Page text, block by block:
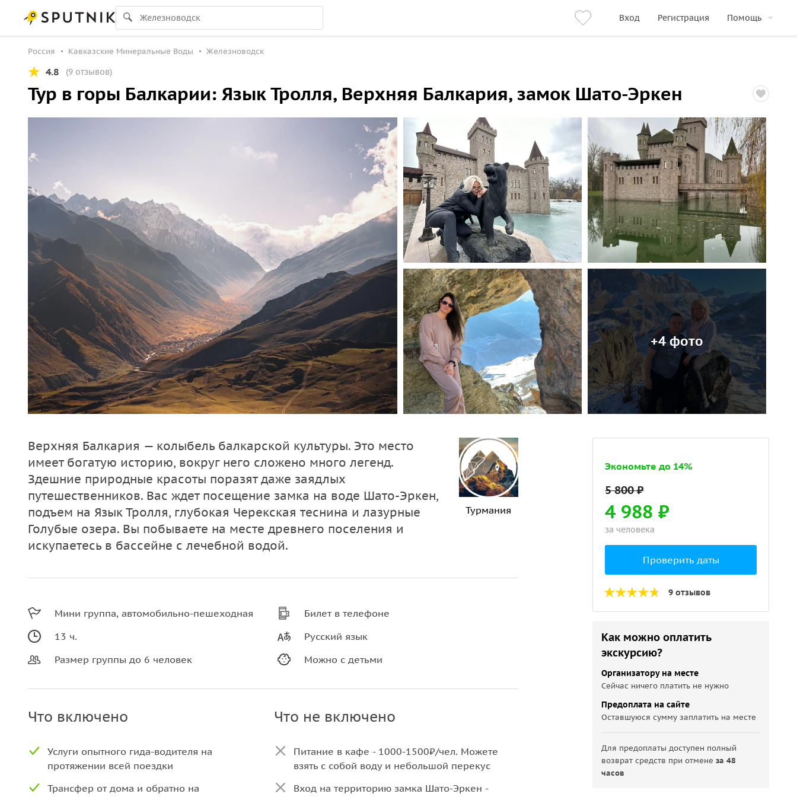
Вход Регистрация Помощь
Россия Кавказские Минеральные Воды Железноводск
4.8 (9 отзывов)
Тур в горы Балкарии: Язык Тролля, Верхняя Балкария, замок Шато-Эркен
+4 фото
Верхняя Балкария — колыбель балкарской культуры. Это место
имеет богатую историю, вокруг него сложено много легенд.
Здешние природные красоты поразят даже заядлых
путешественников. Вас ждет посещение замка на воде Шато-Эркен,
подъем на Язык Тролля, глубокая Черекская теснина и лазурные
Голубые озера. Вы побываете на месте древнего поселения и
искупаетесь в бассейне с лечебной водой.
Турмания
Мини группа, автомобильно-пешеходная
13 ч.
Размер группы до 6 человек
Билет в телефоне
Русский язык
Можно с детьми
Что включено
Услуги опытного гида-водителя на
протяжении всей поездки
Трансфер от дома и обратно на
Что не включено
Питание в кафе - 1000-1500₽/чел. Можете
взять с собой воду и небольшой перекус
Вход на территорию замка Шато-Эркен -
Экономьте до 14%
4 988 ₽
за человека
Проверить даты
9 отзывов
Как можно оплатить
экскурсию?
Организатору на месте
Сейчас ничего платить не нужно
Предоплата на сайте
Оставшуюся сумму заплатить на месте
Для предоплаты доступен полный
возврат средств при отменеза 48
часов